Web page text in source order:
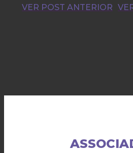
VER POST ANTERIOR